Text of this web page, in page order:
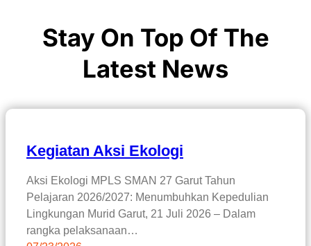
Stay On Top Of The
Latest News
Kegiatan Aksi Ekologi
Aksi Ekologi MPLS SMAN 27 Garut Tahun
Pelajaran 2026/2027: Menumbuhkan Kepedulian
Lingkungan Murid Garut, 21 Juli 2026 – Dalam
rangka pelaksanaan…